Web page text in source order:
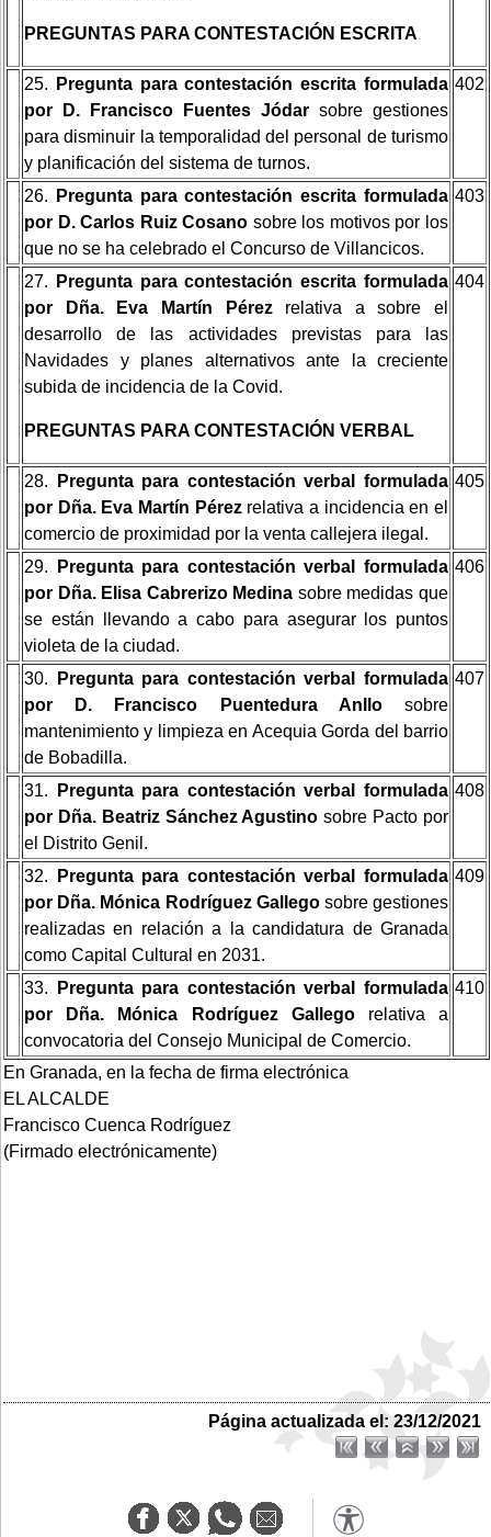
PREGUNTAS PARA CONTESTACIÓN ESCRITA
25.
Pregunta para contestación escrita formulada
por D. Francisco Fuentes Jódar sobre gestiones
para disminuir la temporalidad del personal de turismo
y planificación del sistema de turnos.
402
26.
Pregunta para contestación escrita formulada
por D. Carlos Ruiz Cosano sobre los motivos por los
que no se ha celebrado el Concurso de Villancicos.
403
27.
Pregunta para contestación escrita formulada
por Dña. Eva Martín Pérez relativa a sobre el
desarrollo de las actividades previstas para las
Navidades y planes alternativos ante la creciente
subida de incidencia de la Covid.
PREGUNTAS PARA CONTESTACIÓN VERBAL
404
28.
Pregunta para contestación verbal formulada
por Dña. Eva Martín Pérez relativa a incidencia en el
comercio de proximidad por la venta callejera ilegal.
405
29.
Pregunta para contestación verbal formulada
por Dña. Elisa Cabrerizo Medina sobre medidas que
se están llevando a cabo para asegurar los puntos
violeta de la ciudad.
406
30.
Pregunta para contestación verbal formulada
por D. Francisco Puentedura Anllo sobre
mantenimiento y limpieza en Acequia Gorda del barrio
de Bobadilla.
407
31.
Pregunta para contestación verbal formulada
por Dña. Beatriz Sánchez Agustinosobre Pacto por
el Distrito Genil.
408
32.
Pregunta para contestación verbal formulada
por Dña. Mónica Rodríguez Gallego sobre gestiones
realizadas en relación a la candidatura de Granada
como Capital Cultural en 2031.
409
33.
Pregunta para contestación verbal formulada
por Dña. Mónica Rodríguez Gallego relativa a
convocatoria del Consejo Municipal de Comercio.
410
En Granada, en la fecha de firma electrónica
EL ALCALDE
Francisco Cuenca Rodríguez
(Firmado electrónicamente)
Página actualizada el: 23/12/2021